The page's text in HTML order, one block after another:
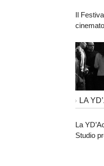
Il
LA
La
Studio